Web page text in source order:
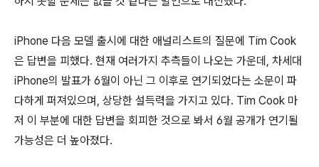
iPhone 다음 모델 출시에 대한 애널리스트의 질문에 Tim Cook
은 답변을 피했다. 현재 여러가지 추측들이 나오는 가운데, 차세대
iPhone의 발표가 6월이 아닌 그 이후로 연기되었다는 소문이 파
다하게 퍼져있으며, 상당한 설득력을 가지고 있다. Tim Cook 마
저 이 부분에 대한 답변을 회피한 것으로 봐서 6월 공개가 연기될
가능성은 더 높아졌다.